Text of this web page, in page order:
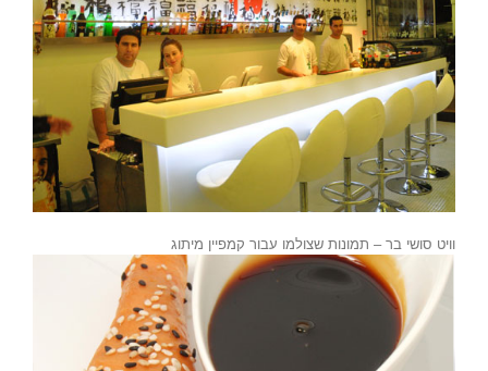
וויט סושי בר – תמונות שצולמו עבור קמפיין מיתוג